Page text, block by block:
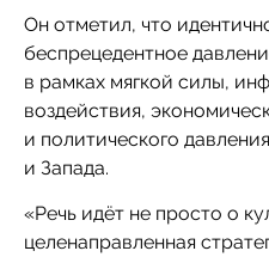
Он отметил, что
беспрецедентное
в рамках мягкой силы,
воздействия,
и политического
и Запада.
«Речь идёт не просто о
целенаправленная